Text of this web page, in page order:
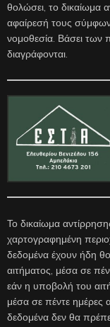
θολώσει, το δικαίωμα
αφαίρεσή τους
νομοθεσία. Βάσει των
διαγράφονται.
Το δικαίωμα
χαρτογραφημένη
δεδομένα έχουν ήδη
αιτήματος, μέσα σε
εάν η υποβολή του
μέσα σε πέντε
δεδομένα δεν θα